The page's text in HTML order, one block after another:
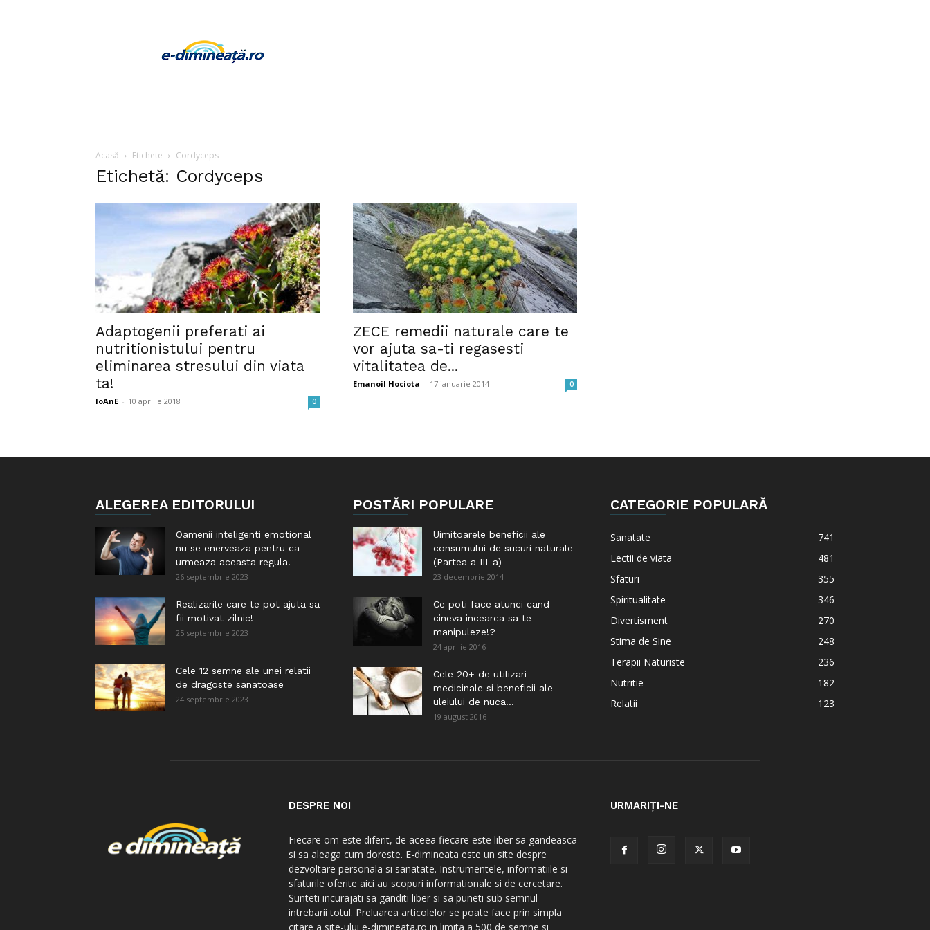
dimineata
Acasă Etichete Cordyceps
Etichetă: Cordyceps
Adaptogenii preferati ai
nutritionistului pentru
eliminarea stresului din viata
ta!
IoAnE - 10 aprilie 2018 0
ZECE remedii naturale care te
vor ajuta sa-ti regasesti
vitalitatea de...
Emanoil Hociota - 17 ianuarie 2014 0
ALEGEREA EDITORULUI
Oamenii inteligenti emotional
nu se enerveaza pentru ca
urmeaza aceasta regula!
26 septembrie 2023
Realizarile care te pot ajuta sa
fii motivat zilnic!
25 septembrie 2023
Cele 12 semne ale unei relatii
de dragoste sanatoase
24 septembrie 2023
POSTĂRI POPULARE
Uimitoarele beneficii ale
consumului de sucuri naturale
(Partea a III-a)
23 decembrie 2014
Ce poti face atunci cand
cineva incearca sa te
manipuleze!?
24 aprilie 2016
Cele 20+ de utilizari
medicinale si beneficii ale
uleiului de nuca...
19 august 2016
CATEGORIE POPULARĂ
Sanatate
741
Lectii de viata
481
Sfaturi
355
Spiritualitate
346
Divertisment
270
Stima de Sine
248
Terapii Naturiste
236
Nutritie
182
Relatii
123
DESPRE NOI
Fiecare om este diferit, de aceea fiecare este liber sa gandeasca
si sa aleaga cum doreste. E-dimineata este un site despre
dezvoltare personala si sanatate. Instrumentele, informatiile si
sfaturile oferite aici au scopuri informationale si de cercetare.
Sunteti incurajati sa ganditi liber si sa puneti sub semnul
intrebarii totul. Preluarea articolelor se poate face prin simpla
citare a site-ului e-dimineata.ro in limita a 500 de semne si
URMARIȚI-NE